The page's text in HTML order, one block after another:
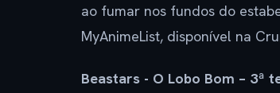
ao fumar nos fundos do
MyAnimeList, disponível na
Beastars - O Lobo Bom – 3ª